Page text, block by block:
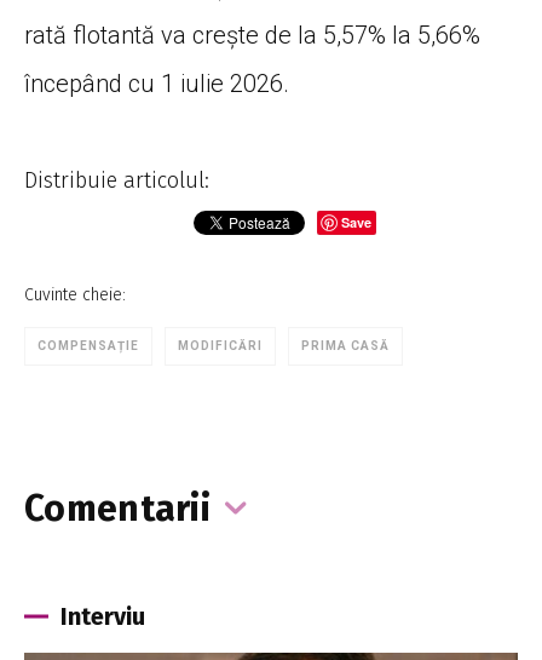
rată flotantă va crește de la 5,57% la 5,66%
începând cu 1 iulie 2026.
Distribuie articolul:
Save
Cuvinte cheie:
COMPENSAȚIE MODIFICĂRI PRIMA CASĂ
Comentarii
Interviu